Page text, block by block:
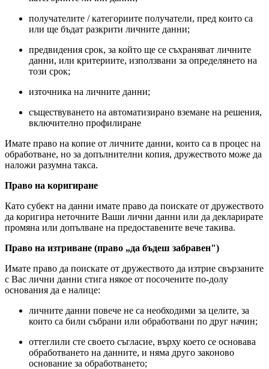
получателите / категориите получатели, пред които са
или ще бъдат разкрити личните данни;
предвидения срок, за който ще се съхраняват личните
данни, или критериите, използвани за определянето на
този срок;
източника на личните данни;
съществуването на автоматизирано вземане на решения,
включително профилиране
Имате право на копие от личните данни, които са в процес на
обработване, но за допълнителни копия, дружеството може да
наложи разумна такса.
Право на коригиране
Като субект на данни имате право да поискате от дружеството
да коригира неточните Ваши лични данни или да декларирате
промяна или допълване на предоставените вече такива.
Право на изтриване (право „да бъдеш забравен")
Имате право да поискате от дружеството да изтрие свързаните
с Вас лични данни стига някое от посочените по-долу
основания да е налице:
личните данни повече не са необходими за целите, за
които са били събрани или обработвани по друг начин;
оттеглили сте своето съгласие, върху което се основава
обработването на данните, и няма друго законово
основание за обработването;